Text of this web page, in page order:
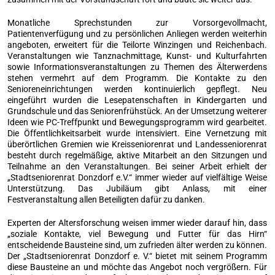
Monatliche Sprechstunden zur Vorsorgevollmacht,
Patientenverfügung und zu persönlichen Anliegen werden weiterhin
angeboten, erweitert für die Teilorte Winzingen und Reichenbach.
Veranstaltungen wie Tanznachmittage, Kunst- und Kulturfahrten
sowie Informationsveranstaltungen zu Themen des Älterwerdens
stehen vermehrt auf dem Programm. Die Kontakte zu den
Senioreneinrichtungen werden kontinuierlich gepflegt. Neu
eingeführt wurden die Lesepatenschaften in Kindergarten und
Grundschule und das Seniorenfrühstück. An der Umsetzung weiterer
Ideen wie PC-Treffpunkt und Bewegungsprogramm wird gearbeitet.
Die Öffentlichkeitsarbeit wurde intensiviert. Eine Vernetzung mit
überörtlichen Gremien wie Kreisseniorenrat und Landesseniorenrat
besteht durch regelmäßige, aktive Mitarbeit an den Sitzungen und
Teilnahme an den Veranstaltungen. Bei seiner Arbeit erhielt der
„Stadtseniorenrat Donzdorf e.V.“ immer wieder auf vielfältige Weise
Unterstützung. Das Jubiläum gibt Anlass, mit einer
Festveranstaltung allen Beteiligten dafür zu danken.
Experten der Altersforschung weisen immer wieder darauf hin, dass
„soziale Kontakte, viel Bewegung und Futter für das Hirn“
entscheidende Bausteine sind, um zufrieden älter werden zu können.
Der „Stadtseniorenrat Donzdorf e. V.“ bietet mit seinem Programm
diese Bausteine an und möchte das Angebot noch vergrößern. Für